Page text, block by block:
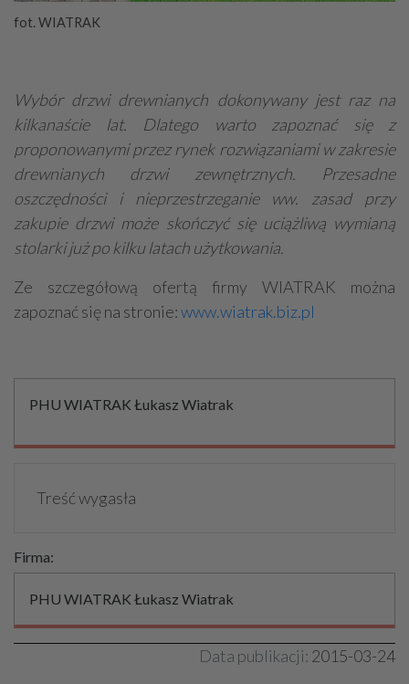
fot. WIATRAK
Wybór drzwi drewnianych dokonywany jest raz na
kilkanaście lat. Dlatego warto zapoznać się z
proponowanymi przez rynek rozwiązaniami w zakresie
drewnianych drzwi zewnętrznych. Przesadne
oszczędności i nieprzestrzeganie ww. zasad przy
zakupie drzwi może skończyć się uciążliwą wymianą
stolarki już po kilku latach użytkowania.
Ze szczegółową ofertą firmy WIATRAK można
zapoznać się na stronie:www.wiatrak.biz.pl
PHU WIATRAK Łukasz Wiatrak
Treść wygasła
Firma:
PHU WIATRAK Łukasz Wiatrak
Data publikacji: 2015-03-24